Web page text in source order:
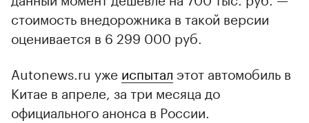
стоимость внедорожника в такой версии
оценивается в 6 299 000 руб.
Autonews.ru уже испытал этот автомобиль в
Китае в апреле, за три месяца до
официального анонса в России.